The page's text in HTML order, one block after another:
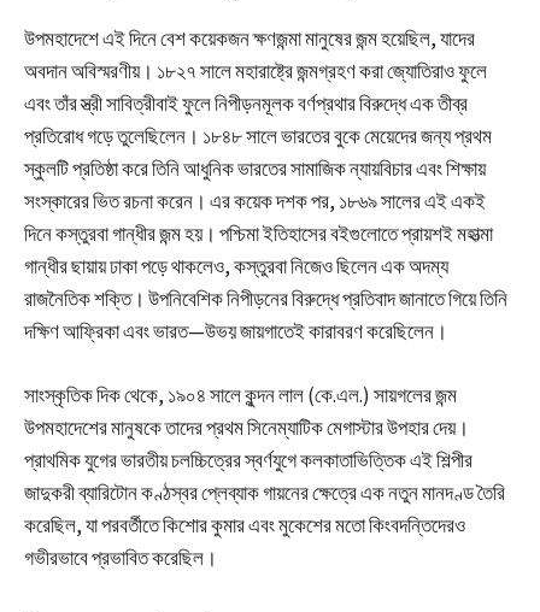
উপমহাদেশে এই দিনে বেশ কয়েকজন ক্ষণজন্মা মানুষের জন্ম হয়েছিল, যাদের
অবদান অবিস্মরণীয়। ১৮২৭ সালে মহারাষ্ট্রে জন্মগ্রহণ করা জ্যোতিরাও ফুলে
এবং তাঁর স্ত্রী সাবিত্রীবাই ফুলে নিপীড়নমূলক বর্ণপ্রথার বিরুদ্ধে এক তীব্র
প্রতিরোধ গড়ে তুলেছিলেন। ১৮৪৮ সালে ভারতের বুকে মেয়েদের জন্য প্রথম
স্কুলটি প্রতিষ্ঠা করে তিনি আধুনিক ভারতের সামাজিক ন্যায়বিচার এবং শিক্ষায়
সংস্কারের ভিত রচনা করেন। এর কয়েক দশক পর, ১৮৬৯ সালের এই একই
দিনে কস্তুরবা গান্ধীর জন্ম হয়। পশ্চিমা ইতিহাসের বইগুলোতে প্রায়শই মহাত্মা
গান্ধীর ছায়ায় ঢাকা পড়ে থাকলেও, কস্তুরবা নিজেও ছিলেন এক অদম্য
রাজনৈতিক শক্তি। উপনিবেশিক নিপীড়নের বিরুদ্ধে প্রতিবাদ জানাতে গিয়ে তিনি
দক্ষিণ আফ্রিকা এবং ভারত—উভয় জায়গাতেই কারাবরণ করেছিলেন।
সাংস্কৃতিক দিক থেকে, ১৯০৪ সালে কুন্দন লাল (কে.এল.) সায়গলের জন্ম
উপমহাদেশের মানুষকে তাদের প্রথম সিনেম্যাটিক মেগাস্টার উপহার দেয়।
প্রাথমিক যুগের ভারতীয় চলচ্চিত্রের স্বর্ণযুগে কলকাতাভিত্তিক এই শিল্পীর
জাদুকরী ব্যারিটোন কণ্ঠস্বর প্লেব্যাক গায়নের ক্ষেত্রে এক নতুন মানদণ্ড তৈরি
করেছিল, যা পরবর্তীতে কিশোর কুমার এবং মুকেশের মতো কিংবদন্তিদেরও
গভীরভাবে প্রভাবিত করেছিল।